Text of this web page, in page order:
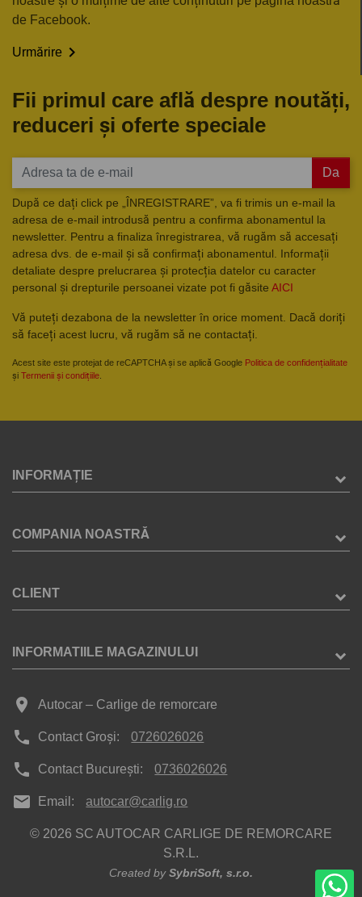
de Facebook.
Urmărire 
Fii primul care află despre noutăți,
reduceri și oferte speciale
Da
După ce dați click pe „ÎNREGISTRARE”, va fi trimis un e-mail la
adresa de e-mail introdusă pentru a confirma abonamentul la
newsletter. Pentru a finaliza înregistrarea, vă rugăm să accesați
adresa dvs. de e-mail și să confirmați abonamentul. Informații
detaliate despre prelucrarea și protecția datelor cu caracter
personal și drepturile persoanei vizate pot fi găsite AICI
Vă puteți dezabona de la newsletter în orice moment. Dacă doriți
să faceți acest lucru, vă rugăm să ne contactați.
Acest site este protejat de reCAPTCHA și se aplică Google Politica de confidențialitate
și Termenii și condițiile
INFORMAȚIE
COMPANIA NOASTRĂ
CLIENT
INFORMATIILE MAGAZINULUI
place Autocar – Carlige de remorcare
phone Contact Groși: 0726026026
phone Contact București: 0736026026
mail Email: autocar@carlig.ro
© 2026 SC AUTOCAR CARLIGE DE REMORCARE
S.R.L.
Created bySybriSoft, s.r.o.